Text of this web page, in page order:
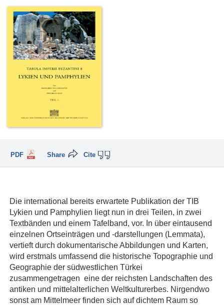
PDF Cite
Share
Die international bereits erwartete Publikation der TIB
Lykien und Pamphylien liegt nun in drei Teilen, in zwei
Textbänden und einem Tafelband, vor. In über eintausend
einzelnen Ortseinträgen und -darstellungen (Lemmata),
vertieft durch dokumentarische Abbildungen und Karten,
wird erstmals umfassend die historische Topographie und
Geographie der südwestlichen Türkei
zusammengetragen  eine der reichsten Landschaften des
antiken und mittelalterlichen Weltkulturerbes. Nirgendwo
sonst am Mittelmeer finden sich auf dichtem Raum so